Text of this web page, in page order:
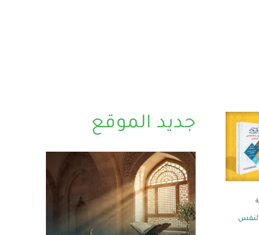
جديد الموقع